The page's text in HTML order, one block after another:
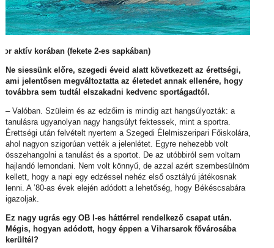
aktív korában (fekete 2-es sapkában)
Ne siessünk előre, szegedi éveid alatt következett az érettségi,
ami jelentősen megváltoztatta az életedet annak ellenére, hogy
továbbra sem tudtál elszakadni kedvenc sportágadtól.
– Valóban. Szüleim és az edzőim is mindig azt hangsúlyozták: a
tanulásra ugyanolyan nagy hangsúlyt fektessek, mint a sportra.
Érettségi után felvételt nyertem a Szegedi Élelmiszeripari Főiskolára,
ahol nagyon szigorúan vették a jelenlétet. Egyre nehezebb volt
összehangolni a tanulást és a sportot. De az utóbbiról sem voltam
hajlandó lemondani. Nem volt könnyű, de azzal azért szembesülnöm
kellett, hogy a napi egy edzéssel nehéz első osztályú játékosnak
lenni. A ’80-as évek elején adódott a lehetőség, hogy Békéscsabára
igazoljak.
Ez nagy ugrás egy OB I-es háttérrel rendelkező csapat után.
Mégis, hogyan adódott, hogy éppen a Viharsarok fővárosába
kerültél?